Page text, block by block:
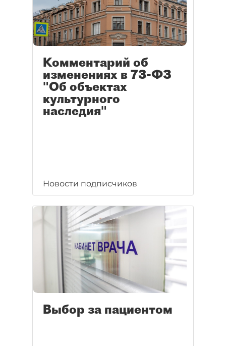
Комментарий об
изменениях в 73-ФЗ
"Об объектах
культурного
наследия"
Новости подписчиков
Выбор за пациентом